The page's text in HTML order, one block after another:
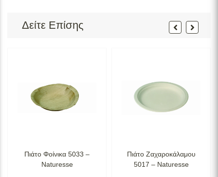
Δείτε Επίσης
Πιάτο Φοίνικα 5033 –
Naturesse
Πιάτο Ζαχαροκάλαμου
5017 – Naturesse